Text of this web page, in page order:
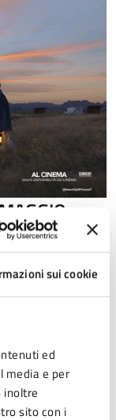
sui cookie
ed
media e per
inoltre
sito con i